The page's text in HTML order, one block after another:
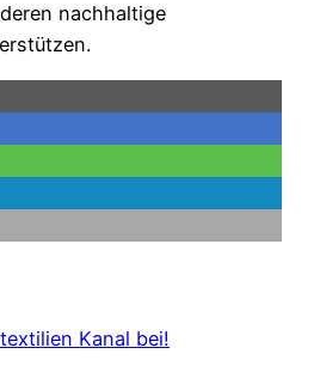
nachhaltige
Kanal bei!